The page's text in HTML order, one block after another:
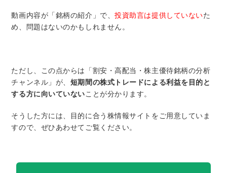
動画内容が「銘柄の紹介」で、投資助言は提供していないた
め、問題はないのかもしれません。
ただし、この点からは「割安・高配当・株主優待銘柄の分析
チャンネル」が、 短期間の株式トレードによる利益を目的と
する方に向いていない ことが分かります。
そうした方には、目的に合う株情報サイトをご用意していま
すので、ぜひあわせてご覧ください。